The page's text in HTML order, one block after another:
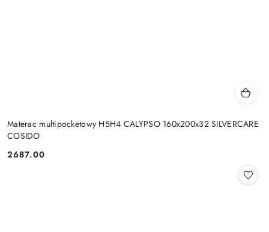
Materac multipocketowy H5H4 CALYPSO 160x200x32 SILVERCARE
COSIDO
Cena:
2687.00